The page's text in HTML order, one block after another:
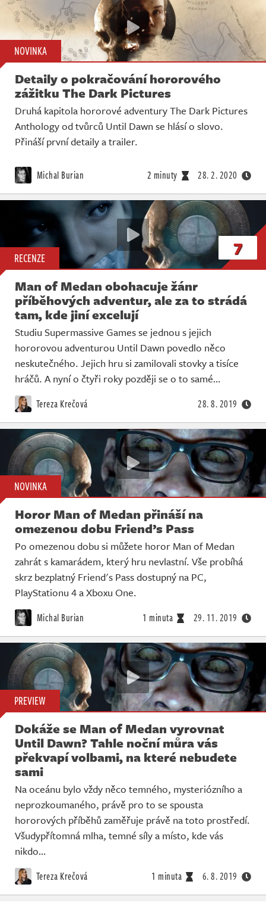
NOVINKA
Detaily o pokračování hororového
zážitku The Dark Pictures
Druhá kapitola hororové adventury The Dark Pictures
Anthology od tvůrců Until Dawn se hlásí o slovo.
Přináší první detaily a trailer.
Michal Burian 2 minuty 28. 2. 2020
RECENZE 7
Man of Medan obohacuje žánr
příběhových adventur, ale za to strádá
tam, kde jiní excelují
Studiu Supermassive Games se jednou s jejich
hororovou adventurou Until Dawn povedlo něco
neskutečného. Jejich hru si zamilovali stovky a tisíce
hráčů. A nyní o čtyři roky později se o to samé…
Tereza Krečová 28. 8. 2019
NOVINKA
Horor Man of Medan přináší na
omezenou dobu Friend’s Pass
Po omezenou dobu si můžete horor Man of Medan
zahrát s kamarádem, který hru nevlastní. Vše probíhá
skrz bezplatný Friend's Pass dostupný na PC,
PlayStationu 4 a Xboxu One.
Michal Burian 1 minuta 29. 11. 2019
PREVIEW
Dokáže se Man of Medan vyrovnat
Until Dawn? Tahle noční můra vás
překvapí volbami, na které nebudete
sami
Na oceánu bylo vždy něco temného, mysteriózního a
neprozkoumaného, právě pro to se spousta
hororových příběhů zaměřuje právě na toto prostředí.
Všudypřítomná mlha, temné síly a místo, kde vás
nikdo…
Tereza Krečová 1 minuta 6. 8. 2019